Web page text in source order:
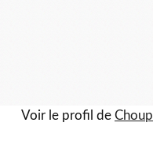
Voir le profil de Choup